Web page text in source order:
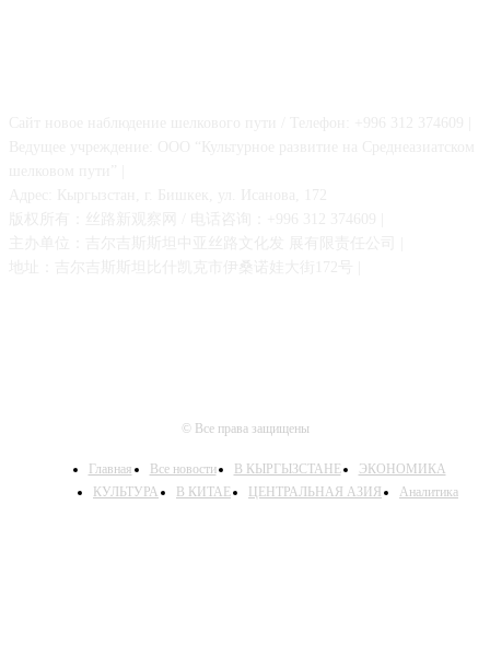
© Все права защищены
Главная Все новости В КЫРГЫЗСТАНЕ
ЭКОНОМИКА
КУЛЬТУРА
В КИТАЕ ЦЕНТРАЛЬНАЯ АЗИЯ Аналитика